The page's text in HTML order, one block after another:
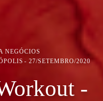
NEGÓCIOS
27/SETEMBRO/2020
-